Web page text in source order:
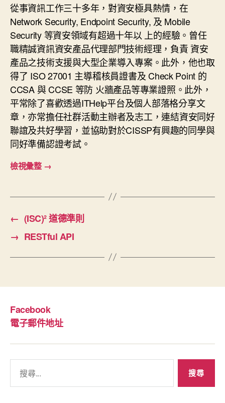
從事資訊工作三十多年，對資安極具熱情，在
Network Security, Endpoint Security, 及 Mobile
Security 等資安領域有超過十年以 上的經驗。曾任
職精誠資訊資安產品代理部門技術經理，負責 資安
產品之技術支援與大型企業導入專案。此外，他也取
得了 ISO 27001 主導稽核員證書及 Check Point 的
CCSA 與 CCSE 等防 火牆產品等專業證照。此外，
平常除了喜歡透過ITHelp平台及個人部落格分享文
章，亦常擔任社群活動主辦者及志工，連結資安同好
聯誼及共好學習，並協助對於CISSP有興趣的同學與
同好準備認證考試。
檢視彙整 →
← (ISC)² 道德準則
→ RESTful API
Facebook
電子郵件地址
關